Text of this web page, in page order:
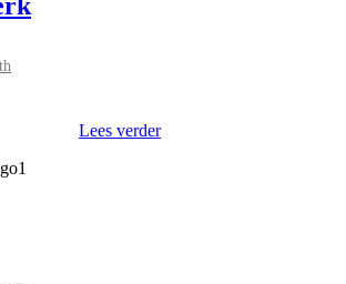
Lees verder